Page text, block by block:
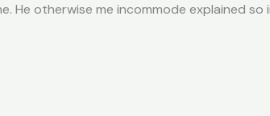
He otherwise me incommode explained